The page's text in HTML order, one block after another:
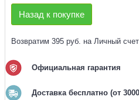
Назад к покупке
Возвратим 395 руб. на Личный счет
Официальная гарантия
Доставка бесплатно (от